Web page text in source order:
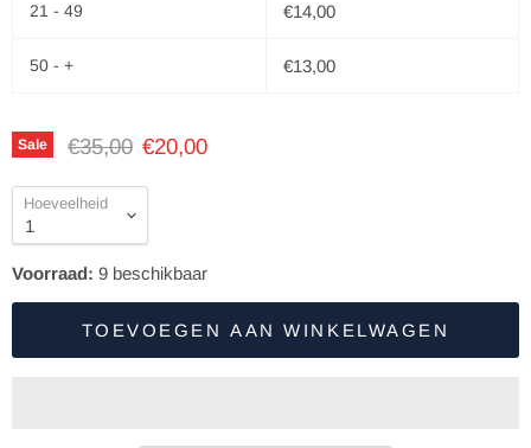
21 - 49 €14,00
50 - + €13,00
Sale Oorspronkelijke prijs
€35,00 Huidige prijs
€20,00
Hoeveelheid
Voorraad: 9 beschikbaar
TOEVOEGEN AAN WINKELWAGEN